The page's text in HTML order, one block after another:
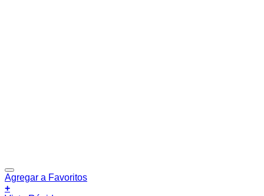
Agregar a Favoritos
+